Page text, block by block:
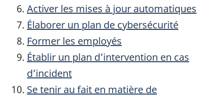
Activer les mises à jour automatiques
Élaborer un plan de cybersécurité
Former les employés
Établir un plan d’intervention en cas
d’incident
Se tenir au fait en matière de